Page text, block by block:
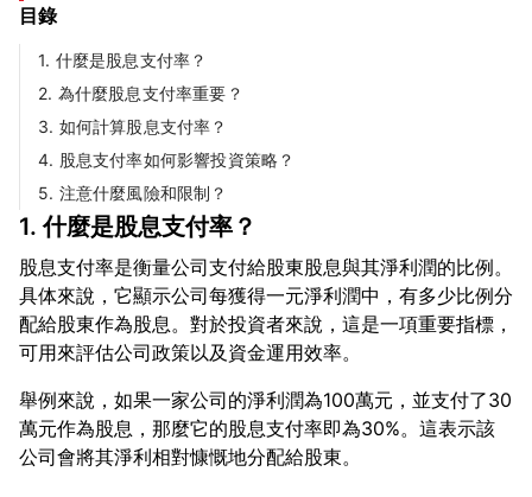
目錄
1. 什麼是股息支付率？
2. 為什麼股息支付率重要？
3. 如何計算股息支付率？
4. 股息支付率如何影響投資策略？
5. 注意什麼風險和限制？
1. 什麼是股息支付率？
股息支付率是衡量公司支付給股東股息與其淨利潤的比例。
具体來說，它顯示公司每獲得一元淨利潤中，有多少比例分
配給股東作為股息。對於投資者來說，這是一項重要指標，
舉例來說，如果一家公司的淨利潤為100萬元，並支付了30
萬元作為股息，那麼它的股息支付率即為30%。這表示該